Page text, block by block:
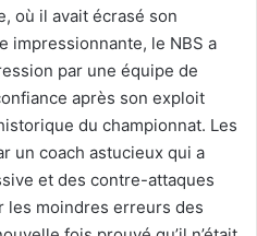
où il avait écrasé son
impressionnante, le NBS a
par une équipe de
après son exploit
du championnat. Les
un coach astucieux qui a
et des contre-attaques
les moindres erreurs des